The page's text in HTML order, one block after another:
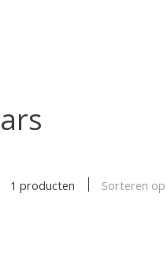
1 producten Sorteren op